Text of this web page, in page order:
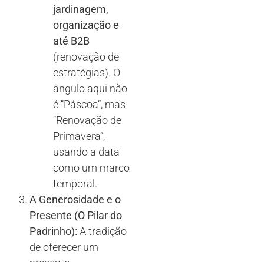
jardinagem,
organização e
até B2B
(renovação de
estratégias). O
ângulo aqui não
é “Páscoa”, mas
“Renovação de
Primavera”,
usando a data
como um marco
temporal.
A Generosidade e o
Presente (O Pilar do
Padrinho): A tradição
de oferecer um